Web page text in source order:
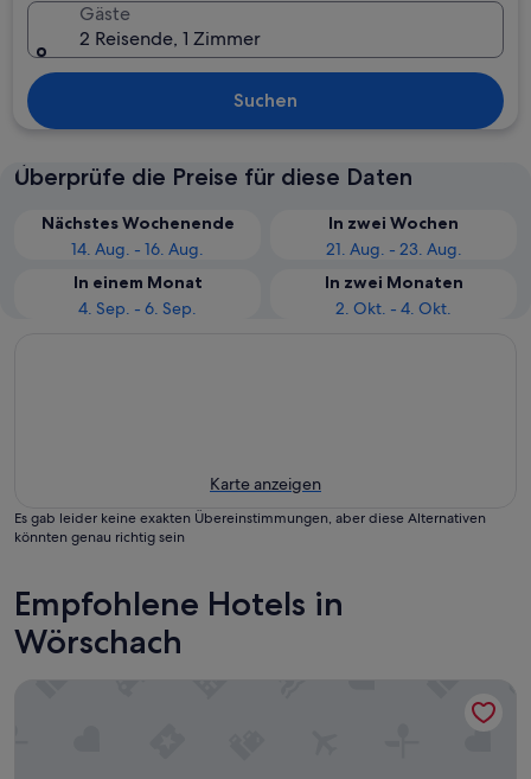
Gäste
2 Reisende, 1 Zimmer
Suchen
Überprüfe die Preise für diese Daten
Nächstes Wochenende
14. Aug. - 16. Aug.
In zwei Wochen
21. Aug. - 23. Aug.
In einem Monat
4. Sep. - 6. Sep.
In zwei Monaten
2. Okt. - 4. Okt.
Karte anzeigen
Es gab leider keine exakten Übereinstimmungen, aber diese Alternativen
könnten genau richtig sein
Empfohlene Hotels in
Wörschach